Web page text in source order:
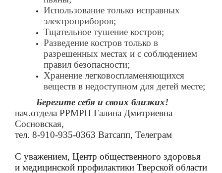
Использование только исправных
электроприборов;
Тщательное тушение костров;
Разведение костров только в
разрешенных местах и с соблюдением
правил безопасности;
Хранение легковоспламеняющихся
веществ в недоступном для детей месте;
Берегите себя и своих близких!
нач.отдела РРМРП Галина Дмитриевна
Сосновская,
тел. 8-910-935-0363 Ватсапп, Телеграм
С уважением, Центр общественного здоровья
и медицинской профилактики Тверской области